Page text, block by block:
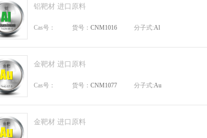
铝靶材 进口原料
Cas号： 货号： CNM1016 分子式:Al
金靶材 进口原料
Cas号： 货号： CNM1077 分子式:Au
金靶材 进口原料